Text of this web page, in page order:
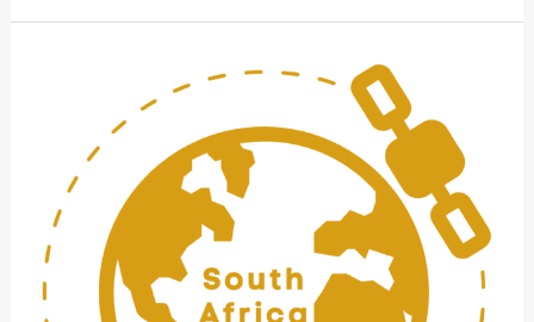
ICM:2024
ΝΌΤΙΑ
ΑΦΡΙΚΉ